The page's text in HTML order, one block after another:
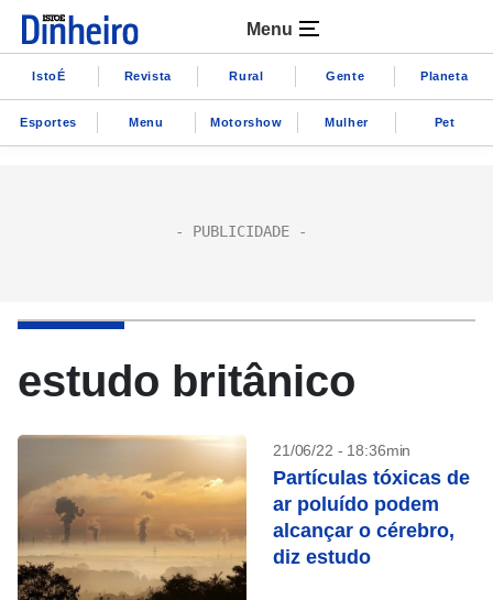
Menu
IstoÉ Revista Rural Gente Planeta
Esportes Menu Motorshow Mulher Pet
estudo britânico
21/06/22 - 18:36min
Partículas tóxicas de
ar poluído podem
alcançar o cérebro,
diz estudo